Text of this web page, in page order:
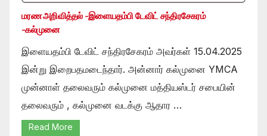
மரண அறிவித்தல் -இளையதம்பி டேவிட் சந்திரசேகரம்
-கல்முனை
இளையதம்பி டேவிட் சந்திரசேகரம் அவர்கள் 15.04.2025
இன்று இறைபதமடைந்தார். அன்னார் கல்முனை YMCA
முன்னாள் தலைவரும் கல்முனை மத்தியஸ்டர் சபையின்
தலைவரும் , கல்முனை வடக்கு ஆதார …
Read More